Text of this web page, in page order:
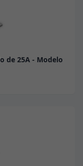
de 25A - Modelo